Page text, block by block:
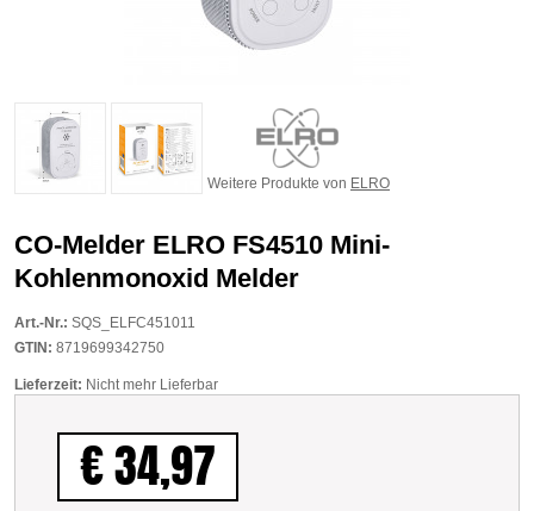
Weitere Produkte von ELRO
CO-Melder ELRO FS4510 Mini-
Kohlenmonoxid Melder
Art.-Nr.: SQS_ELFC451011
GTIN: 8719699342750
Lieferzeit: Nicht mehr Lieferbar
€ 34,97